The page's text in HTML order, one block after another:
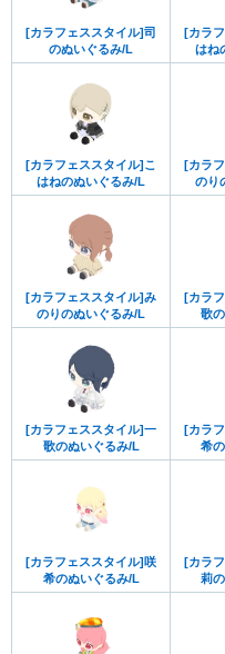
[カラフェススタイル]司
のぬいぐるみ/L
[カラ
はね
[カラフェススタイル]こ
はねのぬいぐるみ/L
[カラ
のり
[カラフェススタイル]み
のりのぬいぐるみ/L
[カラ
歌
[カラフェススタイル]一
歌のぬいぐるみ/L
[カラ
希
[カラフェススタイル]咲
希のぬいぐるみ/L
[カラ
莉